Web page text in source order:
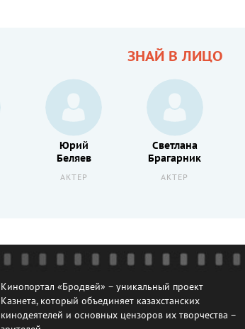
ЗНАЙ В ЛИЦО
Юрий
Беляев
АКТЕР
Светлана
Брагарник
АКТЕР
Кинопортал «Бродвей» – уникальный проект
Казнета, который объединяет казахстанских
кинодеятелей и основных цензоров их творчества –